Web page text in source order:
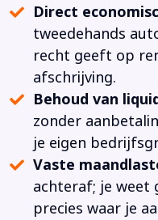
Direct
tweedehands
recht geeft op
afschrijving.
Behoud van
zonder
je eigen
Vaste
achteraf; je weet
precies waar je